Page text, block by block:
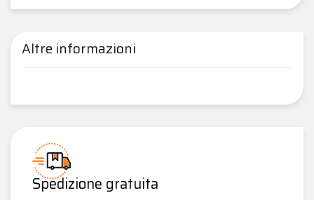
Altre informazioni
Spedizione gratuita